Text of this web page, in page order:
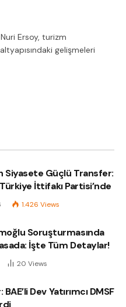
Ersoy, turizm
gelişmeleri
Siyasete Güçlü Transfer:
İttifakı Partisi’nde
1.426 Views
Soruşturmasında
İşte Tüm Detaylar!
20 Views
BAE’li Dev Yatırımcı DMSF